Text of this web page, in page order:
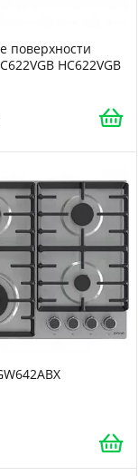
поверхности
HC622VGB